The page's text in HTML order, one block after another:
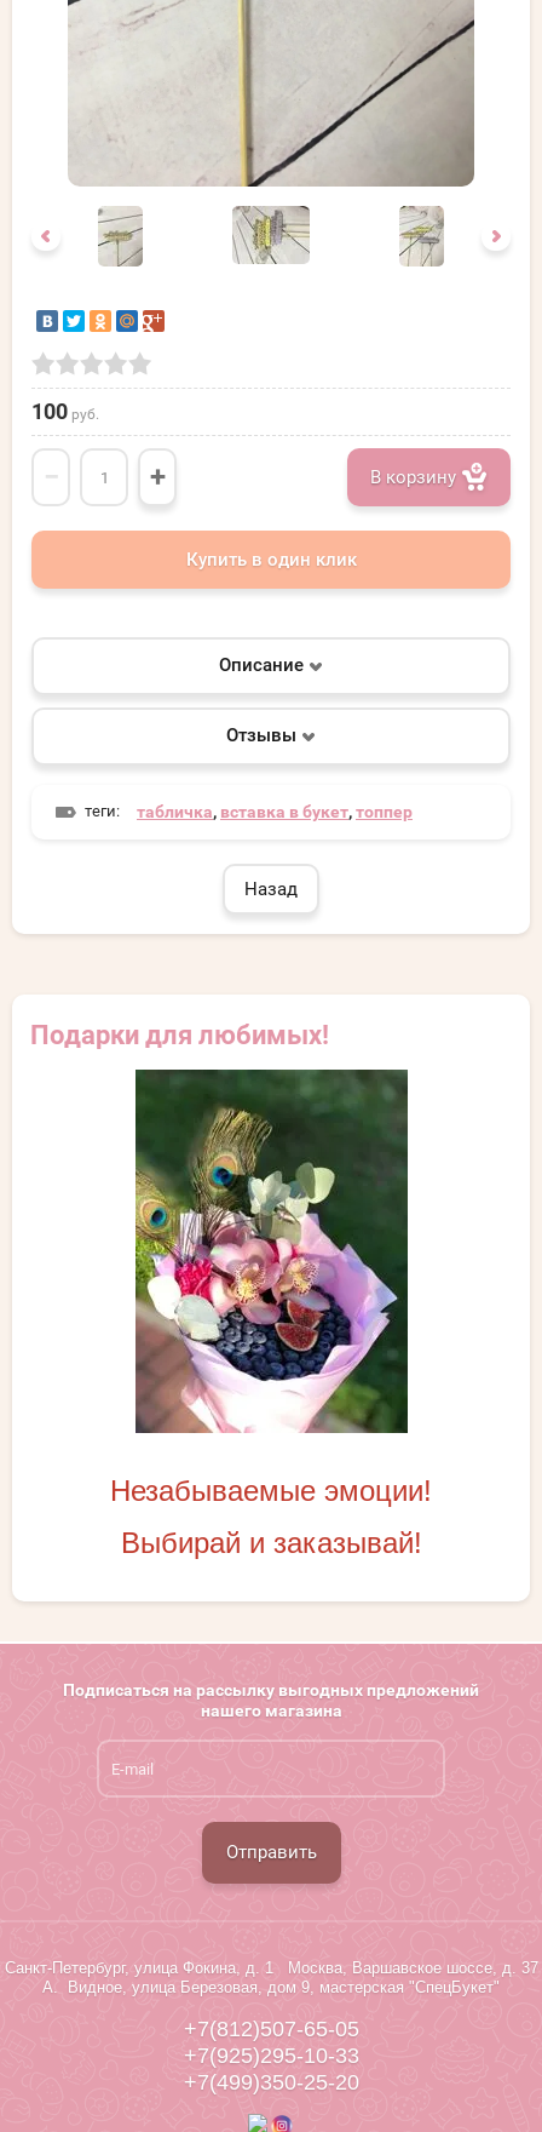
Подарки для любимых!
Незабываемые эмоции!
Выбирай и заказывай!
100 руб.
− + В корзину
Купить в один клик
Описание
Отзывы
теги: табличка, вставка в букет,топпер
Назад
Подписаться на рассылку выгодных предложений
нашего магазина
Отправить
Санкт-Петербург, улица Фокина, д. 1 Москва, Варшавское шоссе, д. 37
А. Видное, улица Березовая, дом 9, мастерская "СпецБукет"
+7(812)507-65-05
+7(925)295-10-33
+7(499)350-25-20